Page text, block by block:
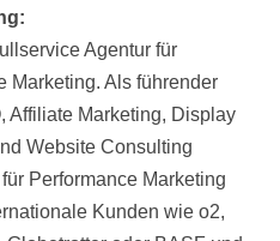
Agentur für
Marketing. Als führender
Affiliate Marketing, Display
Website Consulting
Performance Marketing
Kunden wie o2,